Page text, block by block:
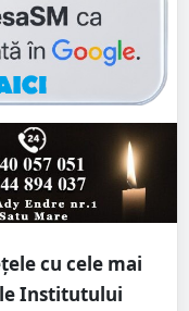
cu cele mai
Institutului